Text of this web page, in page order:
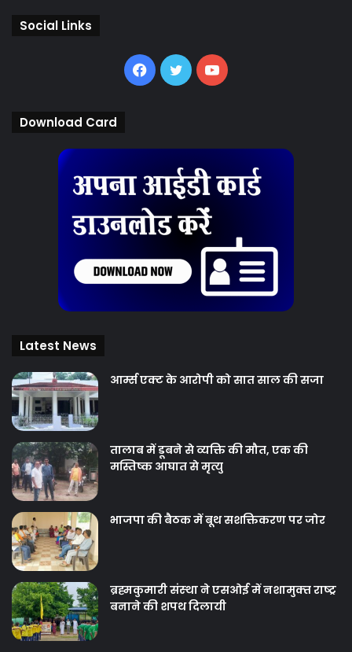
Social Links
Facebook
TwitterYouTube
Download Card
Latest News
आर्म्स एक्ट के आरोपी को सात साल की सजा
तालाब में डूबने से व्यक्ति की मौत, एक की
मस्तिष्क आघात से मृत्यु
भाजपा की बैठक में बूथ सशक्तिकरण पर जोर
ब्रह्मकुमारी संस्‍था ने एसओई में नशामुक्‍त राष्‍ट्र
बनाने की शपथ दिलायी